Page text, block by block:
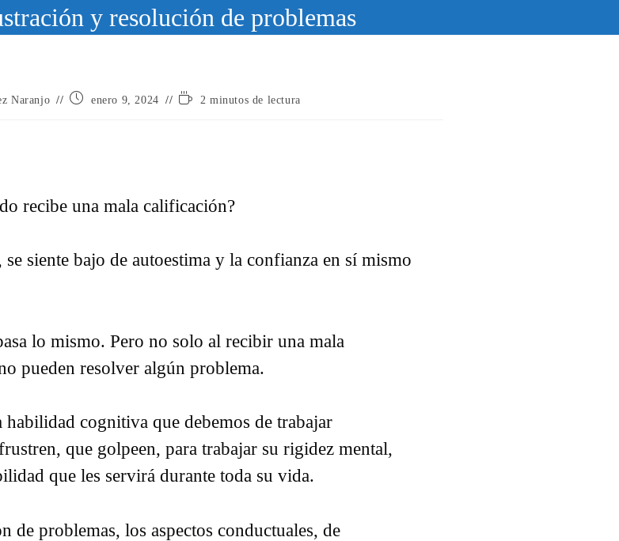
y resolución de problemas
Naranjo
Publicación
enero 9, 2024
Tiempo2 minutos de lectura
recibe una mala calificación?
siente bajo de autoestima y la confianza en sí mismo
lo mismo. Pero no solo al recibir una mala
pueden resolver algún problema.
cognitiva que debemos de trabajar
que golpeen, para trabajar su rigidez mental,
que les servirá durante toda su vida.
de problemas, los aspectos conductuales, de